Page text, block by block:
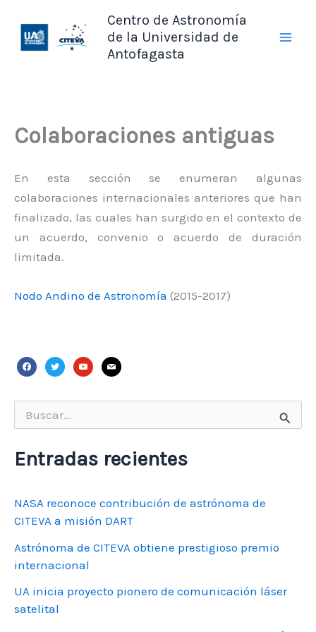
contenido
Centro de Astronomía
de la Universidad de
Antofagasta
Colaboraciones antiguas
En esta sección se enumeran algunas
colaboraciones internacionales anteriores que han
finalizado, las cuales han surgido en el contexto de
un acuerdo, convenio o acuerdo de duración
limitada.
Nodo Andino de Astronomía (2015-2017)
facebook
twitteryoutube
mail
por:
Entradas recientes
NASA reconoce contribución de astrónoma de
CITEVA a misión DART
Astrónoma de CITEVA obtiene prestigioso premio
internacional
UA inicia proyecto pionero de comunicación láser
satelital